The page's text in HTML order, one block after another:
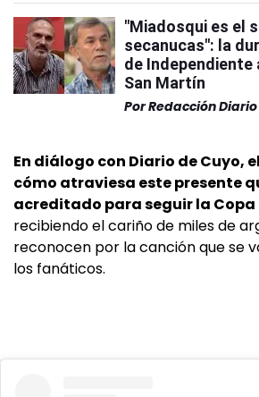
"Miadosqui es el
secanucas": la
de
San Martín
PorRedacción
En diálogo con Diario de Cuyo,
cómo atraviesa este presente
acreditado para seguir la Copa
recibiendo el cariño de miles de
reconocen por la canción que se
los fanáticos.